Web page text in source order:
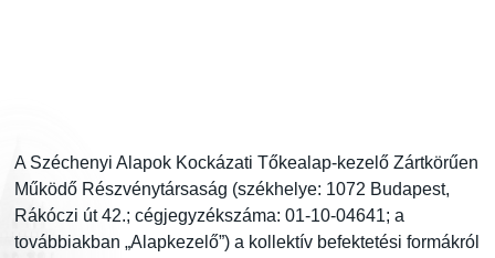
A Széchenyi Alapok Kockázati Tőkealap-kezelő Zártkörűen
Működő Részvénytársaság (székhelye: 1072 Budapest,
Rákóczi út 42.; cégjegyzékszáma: 01-10-04641; a
továbbiakban „Alapkezelő”) a kollektív befektetési formákról